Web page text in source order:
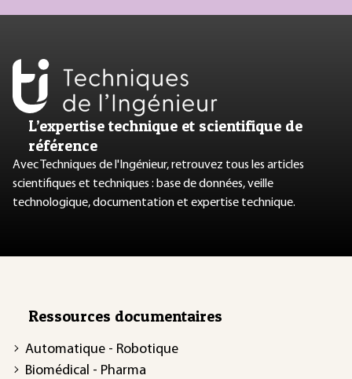
L’expertise technique et scientifique de
référence
Avec Techniques de l'Ingénieur, retrouvez tous les articles
scientifiques et techniques : base de données, veille
technologique, documentation et expertise technique.
Ressources documentaires
Automatique - Robotique
Biomédical - Pharma